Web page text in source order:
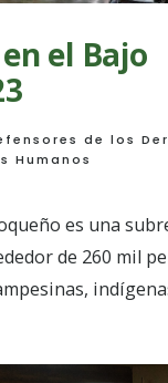
el Bajo
de los
Humanos
es una
de 260 mil